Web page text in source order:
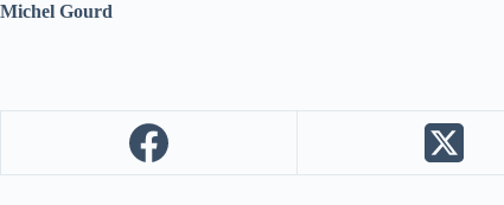
Michel Gourd